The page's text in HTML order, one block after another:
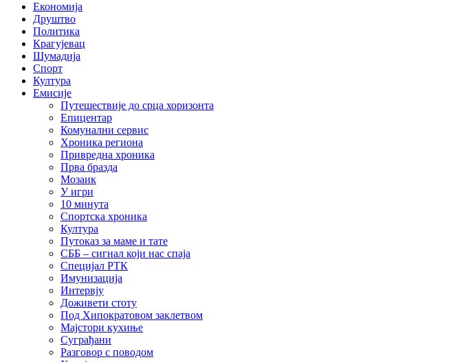
Економија
Друштво
Политика
Крагујевац
Шумадија
Спорт
Култура
Емисије
Путешествије до срца хоризонта
Епицентар
Комунални сервис
Хроника региона
Привредна хроника
Прва бразда
Мозаик
У игри
10 минута
Спортска хроника
Култура
Путоказ за маме и тате
СББ – сигнал који нас спаја
Специјал РТК
Имунизација
Интервју
Доживети стоту
Под Хипократовом заклетвом
Мајстори кухиње
Суграђани
Разговор с поводом